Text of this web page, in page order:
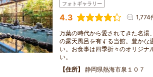
フォトギャラリー
4.3 1,774
万葉の時代から愛されてきた名湯
の露天風呂を有する当館。豊かな
い。お食事は四季折々のオリジナ
い。
住所
静岡県熱海市泉１０７